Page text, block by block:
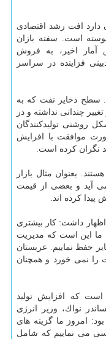
دارد افت رشد اقتصادی
است. سفته بازان
آمار اخیر، به فروش
فزاینده در سراسر
سطح ذخایر نفت كه به
چندانی نداشته و در
روشنی تولیدكنندگان
موافقت با افزایش
نگران كرده است.
بعنوان مثال بازار
آید و بعضی از قیمت
كرده اند.
داشت: كار بیشتری
ما این است كه مدیریت
حفظ نماییم. عربستان
بشكه نفت را نمی خورد و همچنان
كه افزایش تولید
نواك، وزیر انرژی
امروز ما گزینه های
برای نیمه دوم سال ۲۰۱۹ بررسی می نماییم كه شامل